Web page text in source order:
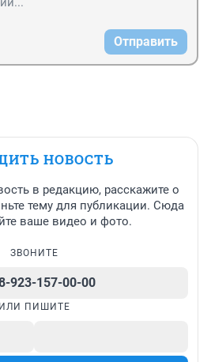
Всех жителей подЪезда
почему подвал про который
обследовали? Много моментов
Отправить
НОВОСТЬ
в редакцию, расскажите о
тему для публикации. Сюда
ваше видео и фото.
ЗВОНИТЕ
923-157-00-00
ИЛИ ПИШИТЕ